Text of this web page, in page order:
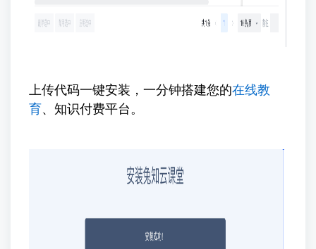
上传代码一键安装，一分钟搭建您的在线教
育、知识付费平台。